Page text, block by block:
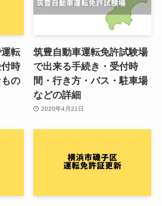
転
時
の
筑豊自動車運転免許試験場
で出来る手続き・受付時
間・行き方・バス・駐車場
などの詳細
2020年4月21日